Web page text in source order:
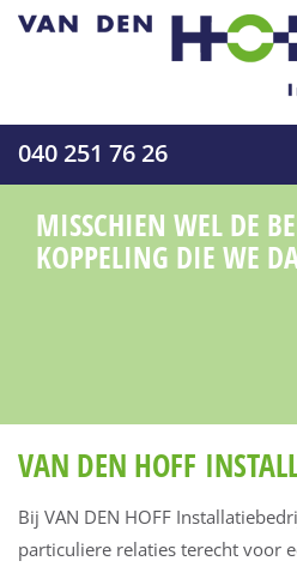
040 251 76 26
MISSCHIEN WEL DE
KOPPELING DIE WE
VAN DEN HOFF
Bij VAN DEN HOFF
particuliere relaties terecht voor